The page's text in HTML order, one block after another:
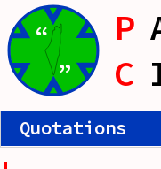
P
C
“
”
Quotations